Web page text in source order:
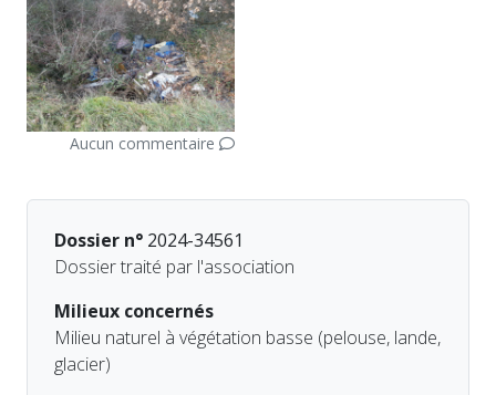
Aucun commentaire
Dossier n° 2024-34561
Dossier traité par l'association
Milieux concernés
Milieu naturel à végétation basse (pelouse, lande,
glacier)